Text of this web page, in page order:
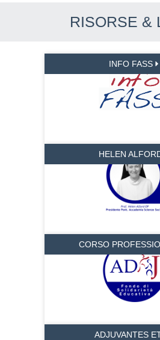
RISORSE &
INFO FASS
HELEN
CORSO
ADJUVANTES